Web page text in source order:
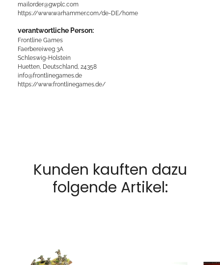
mailorder@gwplc.com
https://www.warhammer.com/de-DE/home
verantwortliche Person:
Frontline Games
Faerbereiweg 3A
Schleswig-Holstein
Huetten, Deutschland, 24358
info@frontlinegames.de
https://www.frontlinegames.de/
Kunden kauften dazu
folgende Artikel: